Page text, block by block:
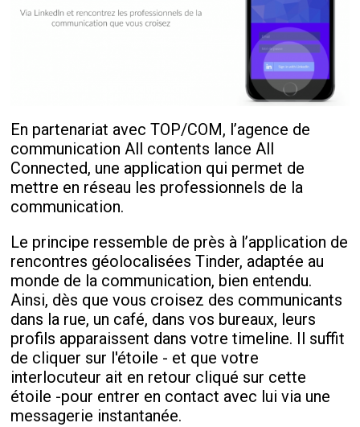
En partenariat avec TOP/COM, l’agence de
communication All contents lance All
Connected, une application qui permet de
mettre en réseau les professionnels de la
communication.
Le principe ressemble de près à l’application de
rencontres géolocalisées Tinder, adaptée au
monde de la communication, bien entendu.
Ainsi, dès que vous croisez des communicants
dans la rue, un café, dans vos bureaux, leurs
profils apparaissent dans votre timeline. Il suffit
de cliquer sur l'étoile - et que votre
interlocuteur ait en retour cliqué sur cette
étoile -pour entrer en contact avec lui via une
messagerie instantanée.